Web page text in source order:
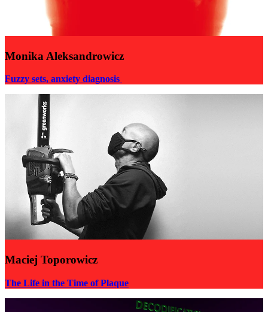
Monika Aleksandrowicz
Fuzzy sets, anxiety diagnosis
Maciej Toporowicz
The Life in the Time of Plaque